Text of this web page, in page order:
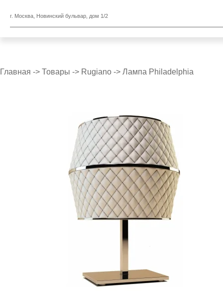
г. Москва, Новинский бульвар, дом 1/2
Главная -> Товары -> Rugiano -> Лампа Philadelphia